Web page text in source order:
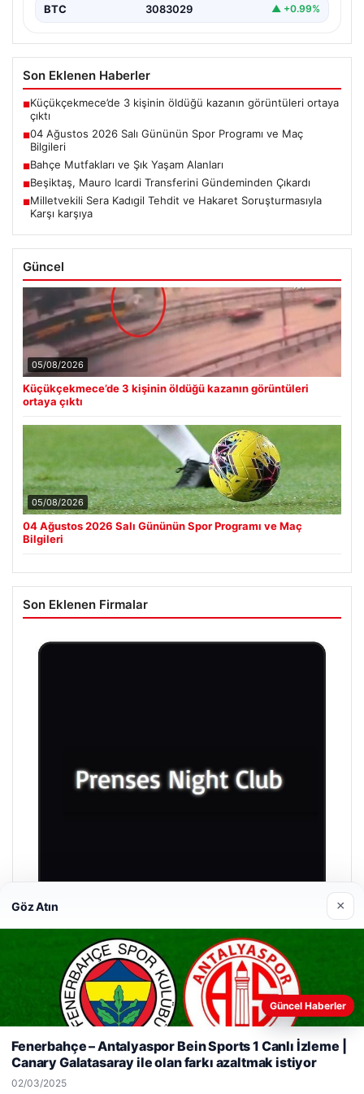
BTC 3083029 ▲ +0.99%
Son Eklenen Haberler
■Küçükçekmece’de 3 kişinin öldüğü kazanın görüntüleri ortaya
çıktı
■04 Ağustos 2026 Salı Gününün Spor Programı ve Maç
Bilgileri
■Bahçe Mutfakları ve Şık Yaşam Alanları
■Beşiktaş, Mauro Icardi Transferini Gündeminden Çıkardı
■Milletvekili Sera Kadıgil Tehdit ve Hakaret Soruşturmasıyla
Karşı karşıya
Güncel
05/08/2026
Küçükçekmece’de 3 kişinin öldüğü kazanın görüntüleri
ortaya çıktı
05/08/2026
04 Ağustos 2026 Salı Gününün Spor Programı ve Maç
Bilgileri
Son Eklenen Firmalar
Prenses Night Club
29/04/2026
Web sitemizi nasıl kullandığınızı daha iyi anlayabilmek,
kullanıyoruz.Çerez Politikamız
Reddet Kabul Et
Göz Atın ×
Güncel Haberler
Fenerbahçe – Antalyaspor Bein Sports 1 Canlı İzleme |
Canary Galatasaray ile olan farkı azaltmak istiyor
02/03/2025